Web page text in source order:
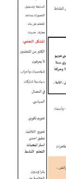
الابتدائي